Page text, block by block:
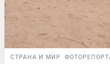
СТРАНА И МИР